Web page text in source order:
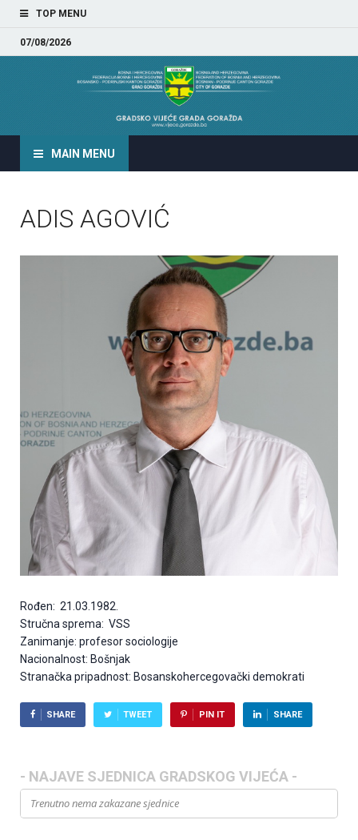
TOP MENU
07/08/2026
GRADSKO VIJEĆE GRADA
MAIN MENU
ADIS AGOVIĆ
Rođen: 21.03.1982.
Stručna sprema: VSS
Zanimanje: profesor sociologije
Nacionalnost: Bošnjak
Stranačka pripadnost: Bosanskohercegovački demokrati
SHARE TWEET PIN IT SHARE
- NAJAVE SJEDNICA GRADSKOG VIJEĆA -
Trenutno nema zakazane sjednice